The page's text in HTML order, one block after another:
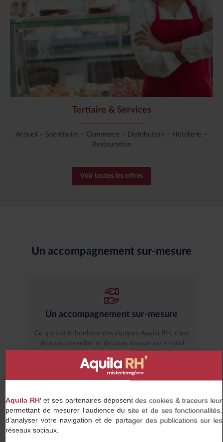
Tertiaire & Services
Accueil – Secrétariat – Commerce – Distribution – Hôtellerie –
Restauration
Voir toutes les offres
Un accompagnement sur-mesure
Un accompagnement sur-mesure
Ce qui fait le bonheur des équipes Aquila RH, c’est
de vous conseiller et de vous trouver un emploi
dans lequel vous pourrez vous accomplir.
Des entreprises partenaires qui vous
Aquila RH' et ses partenaires déposent des cookies & traceurs leur
permettant de mesurer l’audience du site et de ses fonctionnalités,
d’analyser votre navigation et de partager des publications sur les
réseaux sociaux.